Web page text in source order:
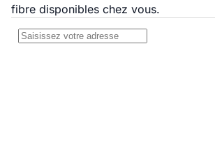
fibre disponibles chez vous.